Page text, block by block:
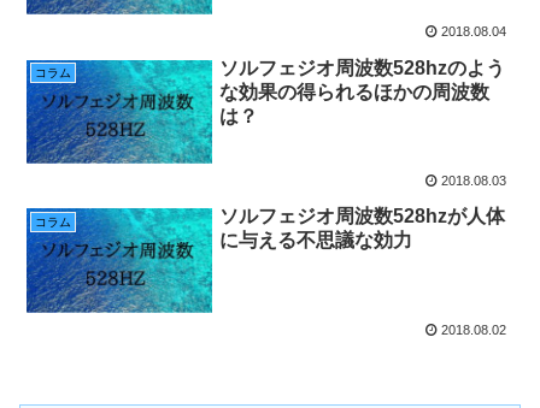
2018.08.04
コラム
ソルフェジオ周波数528hzのよう
な効果の得られるほかの周波数
は？
2018.08.03
コラム
ソルフェジオ周波数528hzが人体
に与える不思議な効力
2018.08.02